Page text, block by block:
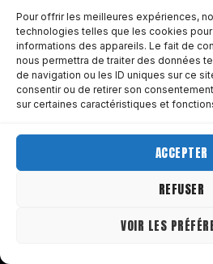
Pour offrir les meilleures expériences,
technologies telles que les cookies
informations des appareils. Le fait de
nous permettra de traiter des données
de navigation ou les ID uniques sur ce
consentir ou de retirer son
sur certaines caractéristiques et
ACCEPTER
REFUSER
VOIR LES
demande des choix
travail de fond sur le
configuration SEO
Si vous voulez déléguer
les tarifs sont transparents,
projet ici. Si vous voulez
ils sont affichés sans
Un site qui travaille